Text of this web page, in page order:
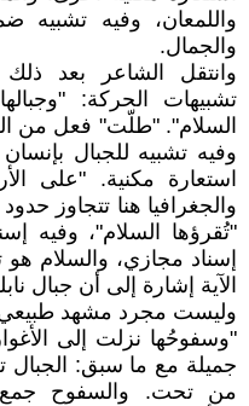
واللمعان، وفيه تشبيه
والجمال.
وانتقل الشاعر بعد
تشبيهات الحركة:
السلام". "طلّت" فعل من
وفيه تشبيه للجبال
استعارة مكنية. "على
والجغرافيا هنا تتجاوز
"تُقرؤها السلام"، وفيه
إسناد مجازي، والسلام هو
الآية إشارة إلى أن جبال
وليست مجرد مشهد
"وسفوحُها نزلت إلى
جميلة مع ما سبق:
من تحت. والسفوح